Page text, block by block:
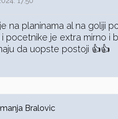
na planinama al na goliji
pocetnike je extra mirno i
da uopste postoji 👍👍
Bralovic